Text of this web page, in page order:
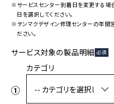
コラボレーション
# COLLABORATION
革道
# LEATHER
※サービスセンター到着日を変更する場
日を選択してください。
※テンマクデザイン修理センターの年間
ださい。
サービス対象の製品明細 必須
カテゴリ